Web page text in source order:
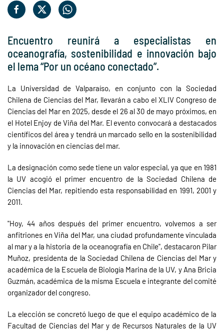
Encuentro reunirá a especialistas en
oceanografía, sostenibilidad e innovación bajo
el lema “Por un océano conectado”.
La Universidad de Valparaíso, en conjunto con la Sociedad
Chilena de Ciencias del Mar, llevarán a cabo el XLIV Congreso de
Ciencias del Mar en 2025, desde el 26 al 30 de mayo próximos, en
el Hotel Enjoy de Viña del Mar. El evento convocará a destacados
científicos del área y tendrá un marcado sello en la sostenibilidad
y la innovación en ciencias del mar.
La designación como sede tiene un valor especial, ya que en 1981
la UV acogió el primer encuentro de la Sociedad Chilena de
Ciencias del Mar, repitiendo esta responsabilidad en 1991, 2001 y
2011.
"Hoy, 44 años después del primer encuentro, volvemos a ser
anfitriones en Viña del Mar, una ciudad profundamente vinculada
al mar y a la historia de la oceanografía en Chile", destacaron Pilar
Muñoz, presidenta de la Sociedad Chilena de Ciencias del Mar y
académica de la Escuela de Biología Marina de la UV, y Ana Bricia
Guzmán, académica de la misma Escuela e integrante del comité
organizador del congreso.
La elección se concretó luego de que el equipo académico de la
Facultad de Ciencias del Mar y de Recursos Naturales de la UV